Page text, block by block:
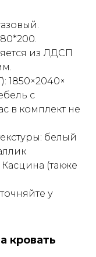
из ЛДСП
1850×2040×
с
в комплект не
белый
(также
у
кровать